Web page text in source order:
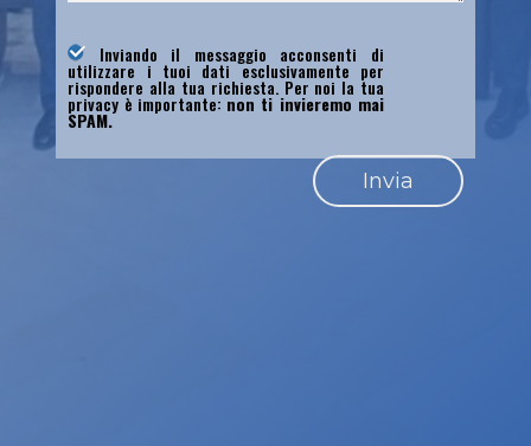
Inviando il messaggio acconsenti di
utilizzare i tuoi dati esclusivamente per
rispondere alla tua richiesta. Per noi la tua
privacy è importante: non ti invieremo mai
SPAM.